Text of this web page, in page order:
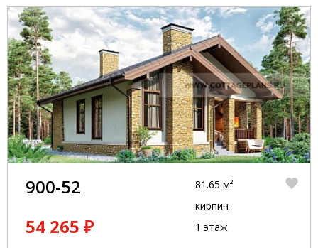
900-52
54 265 ₽
81.65 м²
кирпич
1 этаж